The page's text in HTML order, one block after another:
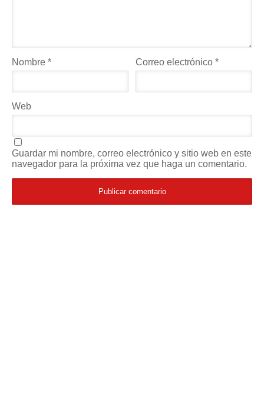
Nombre * Correo electrónico*
Web
Guardar mi nombre, correo electrónico y sitio web en este
navegador para la próxima vez que haga un comentario.